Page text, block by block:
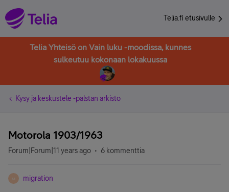
Telia.fi etusivulle
Telia Yhteisö on Vain luku -moodissa, kunnes
sulkeutuu kokonaan lokakuussa
Kysy ja keskustele -palstan arkisto
Motorola 1903/1963
Forum|Forum|11 years ago 6 kommenttia
M migration